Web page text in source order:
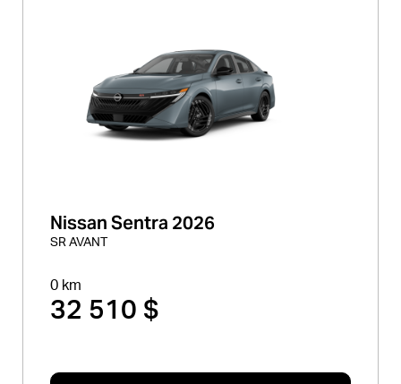
Nissan Sentra 2026
SR AVANT
0 km
32 510 $